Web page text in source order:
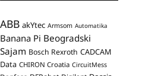
ABB akYtec Armsom Automatika
Banana Pi Beogradski
Sajam Bosch Rexroth CADCAM
Data CHIRON Croatia CircuitMess